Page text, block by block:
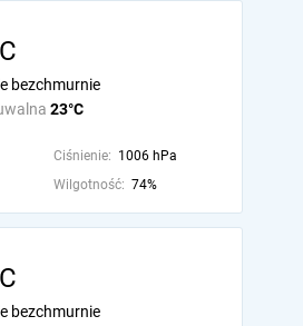
23°C
bezchmurnie
Ciśnienie: 1006 hPa
Wilgotność: 74%
bezchmurnie